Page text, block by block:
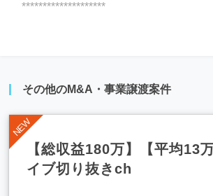
********************
その他のM&A・事業譲渡案件
【総収益180万】【平均13
イブ切り抜きch